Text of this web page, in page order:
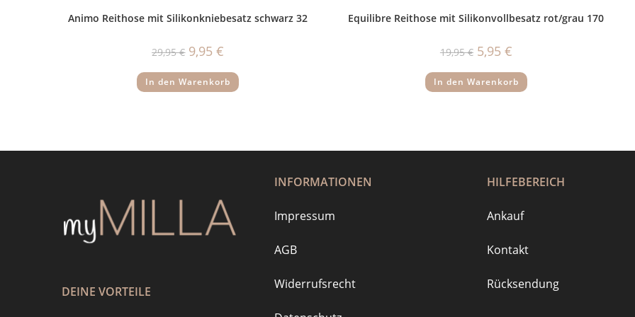
Animo Reithose mit Silikonkniebesatz schwarz 32
29,95€ Ursprünglicher
Preis
29,95 €
9,95€
9,95 €.
In den Warenkorb
Equilibre Reithose mit Silikonvollbesatz rot/grau 170
19,95€ Ursprünglicher
Preis
19,95 €
5,95 €Aktueller
Preis
5,95 €.
In den Warenkorb
DEINE VORTEILE
INFORMATIONEN
Impressum
AGB
Widerrufsrecht
HILFEBEREICH
Ankauf
Kontakt
Rücksendung